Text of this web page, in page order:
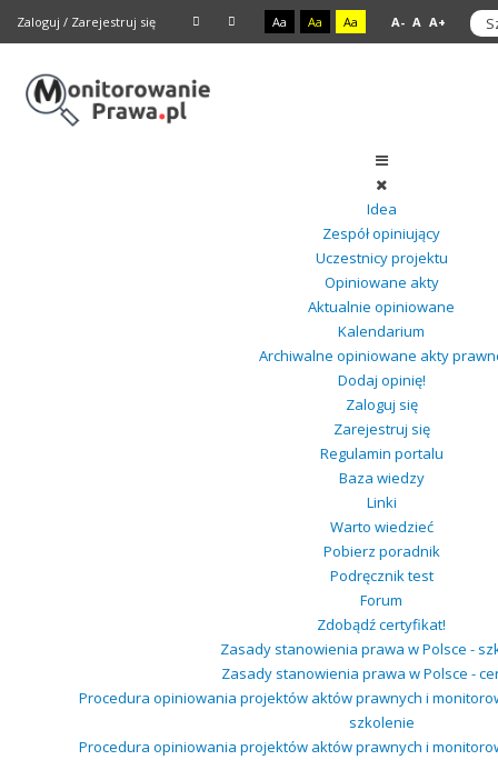
Zaloguj / Zarejestruj się Aa Aa Aa A- A A+
Idea
Zespół opiniujący
Uczestnicy projektu
Opiniowane akty
Aktualnie opiniowane
Kalendarium
Archiwalne opiniowane akty
Dodaj opinię!
Zaloguj się
Zarejestruj się
Regulamin portalu
Baza wiedzy
Linki
Warto wiedzieć
Pobierz poradnik
Podręcznik test
Forum
Zdobądź certyfikat!
Zasady stanowienia prawa w Polsce -
Zasady stanowienia prawa w Polsce -
Procedura opiniowania projektów aktów prawnych i
szkolenie
Procedura opiniowania projektów aktów prawnych i